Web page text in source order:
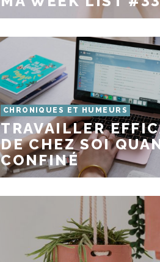
CHRONIQUES ET HUMEURS
TRAVAILLER
DE CHEZ SOI
CONFINÉ